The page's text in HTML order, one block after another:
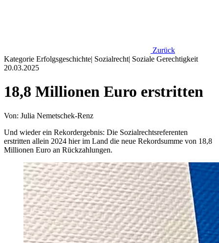
Zurück
Kategorie Erfolgsgeschichte| Sozialrecht| Soziale Gerechtigkeit
20.03.2025
18,8 Millionen Euro erstritten
Von: Julia Nemetschek-Renz
Und wieder ein Rekordergebnis: Die Sozialrechtsreferenten
erstritten allein 2024 hier im Land die neue Rekordsumme von 18,8
Millionen Euro an Rückzahlungen.